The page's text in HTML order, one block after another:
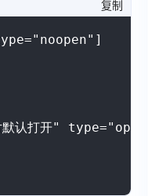
复制
认打开"